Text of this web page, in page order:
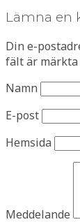
Lämna en
Din e-
fält är märkta
Namn
E-post
Hemsida
Meddelande